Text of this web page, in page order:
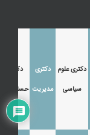
دکتری علوم
سیاسی
دکتری
مدیریت
دکتری
حسابداری